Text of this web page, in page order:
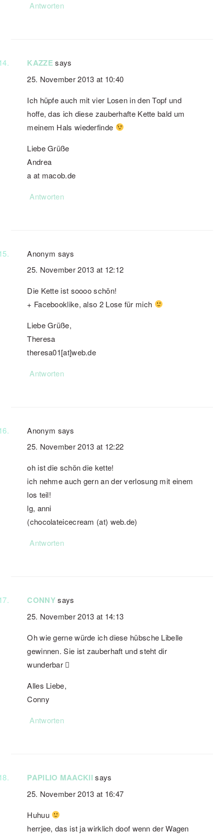
Antworten
KAZZE says
25. November 2013 at 10:40
Ich hüpfe auch mit vier Losen in den Topf und
hoffe, das ich diese zauberhafte Kette bald um
meinem Hals wiederfinde
Liebe Grüße
Andrea
a at macob.de
Antworten
Anonym says
25. November 2013 at 12:12
Die Kette ist soooo schön!
+ Facebooklike, also 2 Lose für mich
Liebe Grüße,
Theresa
theresa01[at]web.de
Antworten
Anonym says
25. November 2013 at 12:22
oh ist die schön die kette!
ich nehme auch gern an der verlosung mit einem
los teil!
lg, anni
(chocolateicecream (at) web.de)
Antworten
CONNY says
25. November 2013 at 14:13
Oh wie gerne würde ich diese hübsche Libelle
gewinnen. Sie ist zauberhaft und steht dir
wunderbar 
Alles Liebe,
Conny
Antworten
PAPILIO MAACKII says
25. November 2013 at 16:47
Huhuu
herrjee, das ist ja wirklich doof wenn der Wagen